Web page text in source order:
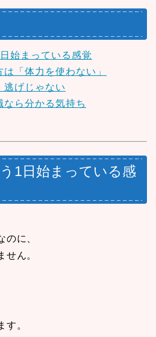
始まっている感覚
「体力を使わない」
逃げじゃない
なら分かる気持ち
1日始まっている感
のに、
せん。
す。